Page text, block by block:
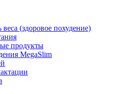
(здоровое похудение)
продукты
MegaSlim